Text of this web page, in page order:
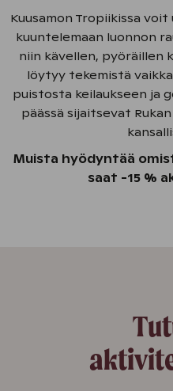
Kuusamon Tropiikissa
kuuntelemaan luonnon
niin kävellen, pyöräillen
löytyy tekemistä
puistosta keilaukseen ja
päässä sijaitsevat
Muista hyödyntää
saat -15 %